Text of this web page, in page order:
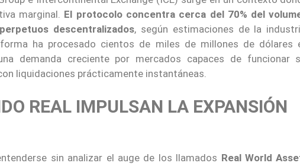
marginal. El protocolo concentra cerca del 70% del
descentralizados, según estimaciones de la
ha procesado cientos de miles de millones de dólares
demanda creciente por mercados capaces de funcionar
liquidaciones prácticamente instantáneas.
REAL IMPULSAN LA EXPANSIÓN
sin analizar el auge de los llamados Real World